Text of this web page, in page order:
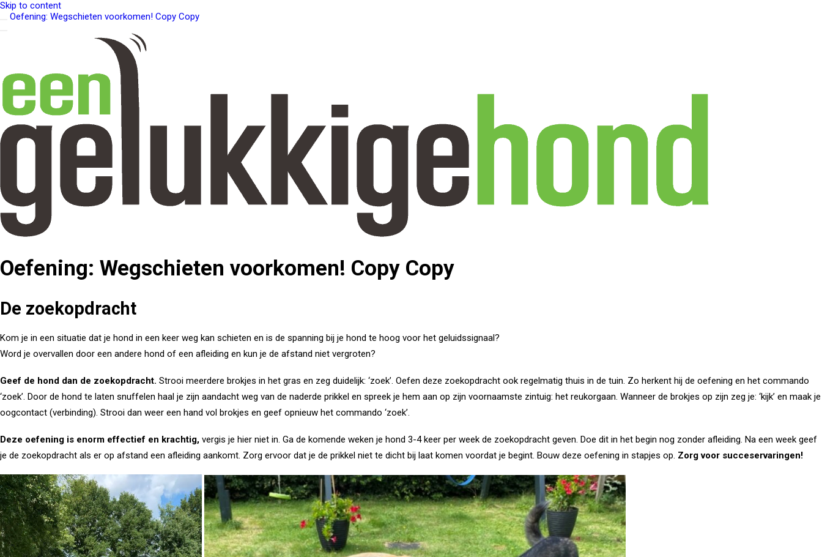
Skip to content
Oefening: Wegschieten voorkomen! Copy Copy
Oefening: Wegschieten voorkomen! Copy Copy
De zoekopdracht
Kom je in een situatie dat je hond in een keer weg kan schieten en is de spanning bij je hond te hoog voor het geluidssignaal?
Word je overvallen door een andere hond of een afleiding en kun je de afstand niet vergroten?
Geef de hond dan de zoekopdracht. Strooi meerdere brokjes in het gras en zeg duidelijk: ‘zoek’. Oefen deze zoekopdracht ook regelmatig thuis in de tuin. Zo herkent hij de oefening en het commando
‘zoek’. Door de hond te laten snuffelen haal je zijn aandacht weg van de naderde prikkel en spreek je hem aan op zijn voornaamste zintuig: het reukorgaan. Wanneer de brokjes op zijn zeg je: ‘kijk’ en maak je
oogcontact (verbinding). Strooi dan weer een hand vol brokjes en geef opnieuw het commando ‘zoek’.
Deze oefening is enorm effectief en krachtig, vergis je hier niet in. Ga de komende weken je hond 3-4 keer per week de zoekopdracht geven. Doe dit in het begin nog zonder afleiding. Na een week geef
je de zoekopdracht als er op afstand een afleiding aankomt. Zorg ervoor dat je de prikkel niet te dicht bij laat komen voordat je begint. Bouw deze oefening in stapjes op. Zorg voor succeservaringen!